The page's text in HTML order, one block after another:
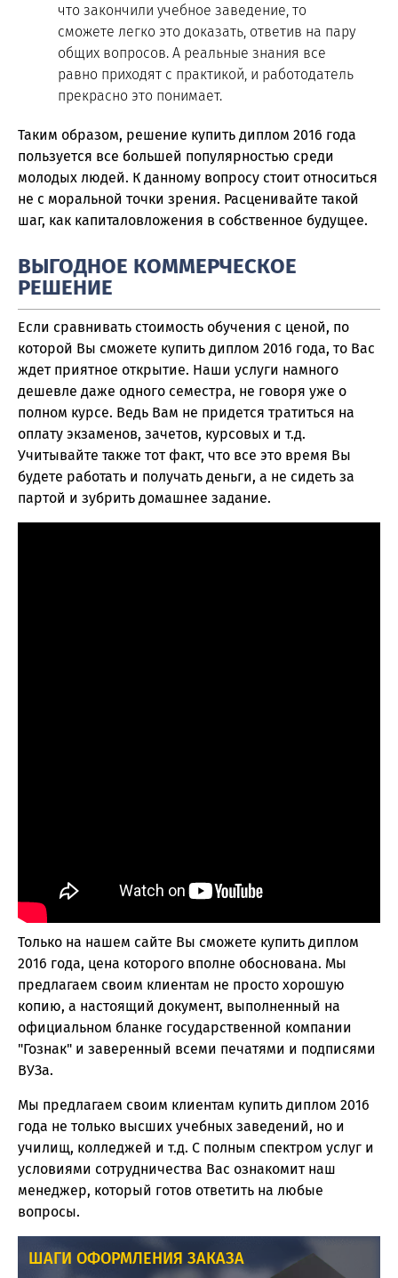
что закончили учебное заведение, то
сможете легко это доказать, ответив на пару
общих вопросов. А реальные знания все
равно приходят с практикой, и работодатель
прекрасно это понимает.
Таким образом, решение купить диплом 2016 года
пользуется все большей популярностью среди
молодых людей. К данному вопросу стоит относиться
не с моральной точки зрения. Расценивайте такой
шаг, как капиталовложения в собственное будущее.
ВЫГОДНОЕ КОММЕРЧЕСКОЕ
РЕШЕНИЕ
Если сравнивать стоимость обучения с ценой, по
которой Вы сможете купить диплом 2016 года, то Вас
ждет приятное открытие. Наши услуги намного
дешевле даже одного семестра, не говоря уже о
полном курсе. Ведь Вам не придется тратиться на
оплату экзаменов, зачетов, курсовых и т.д.
Учитывайте также тот факт, что все это время Вы
будете работать и получать деньги, а не сидеть за
партой и зубрить домашнее задание.
Только на нашем сайте Вы сможете купить диплом
2016 года, цена которого вполне обоснована. Мы
предлагаем своим клиентам не просто хорошую
копию, а настоящий документ, выполненный на
официальном бланке государственной компании
"Гознак" и заверенный всеми печатями и подписями
ВУЗа.
Мы предлагаем своим клиентам купить диплом 2016
года не только высших учебных заведений, но и
училищ, колледжей и т.д. С полным спектром услуг и
условиями сотрудничества Вас ознакомит наш
менеджер, который готов ответить на любые
вопросы.
ШАГИ ОФОРМЛЕНИЯ ЗАКАЗА